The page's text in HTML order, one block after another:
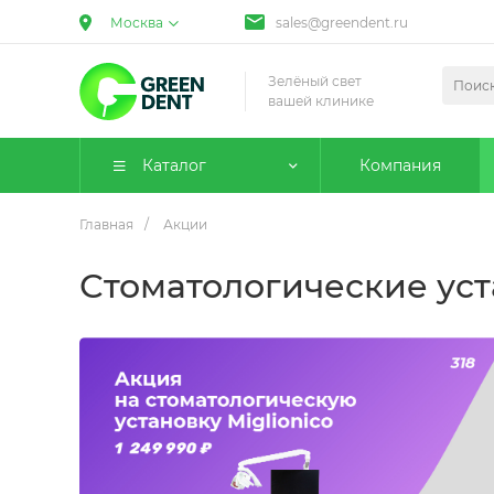
Москва sales@greendent.ru
Зелёный свет
вашей клинике
Каталог Компания
Главная / Акции
Стоматологические